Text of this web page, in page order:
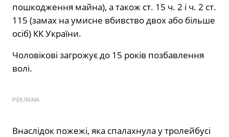
пошкодження майна), а також ст. 15 ч. 2 і ч. 2 ст.
115 (замах на умисне вбивство двох або більше
осіб) КК України.
Чоловікові загрожує до 15 років позбавлення
волі.
РЕКЛАМА
Внаслідок пожежі, яка спалахнула у тролейбусі